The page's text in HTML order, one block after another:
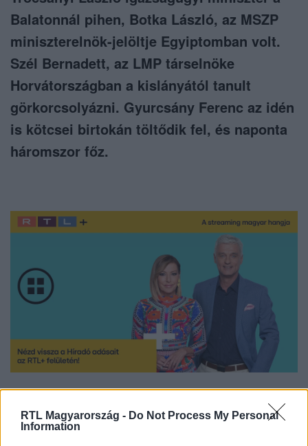
RTL Magyarország - Do Not Process My Personal
Information
Balatonnál pihen, Botka László, az MSZP
miniszterelnök-jelöltje Egyiptomban volt.
Szél Bernadett, az LMP társelnöke
Horvátországban a kislányától tanult
görkorcsolyázni. Gyurcsány Ferenc az idén
is kötcsei birtokán töltődik fel, és naponta
háromszor főz.
Nézd vissza a Híradó adásait az RTL+ felületén!